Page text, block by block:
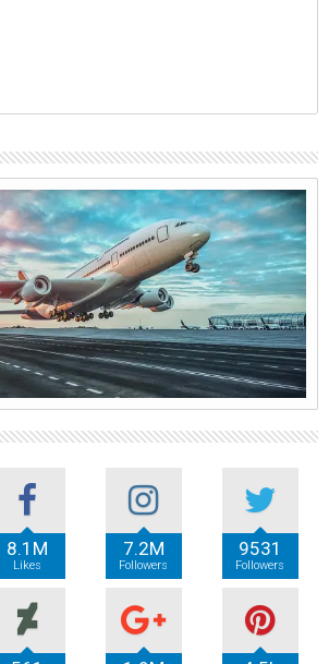
8.1M
Likes
7.2M
Followers
9531
Followers